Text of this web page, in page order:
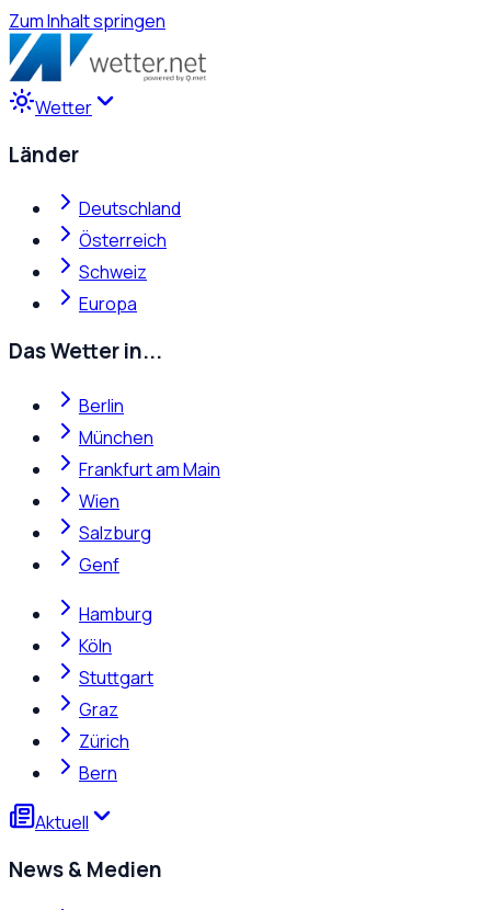
Zum Inhalt springen
Wetter
Länder
Deutschland
Österreich
Schweiz
Europa
Das Wetter in...
Berlin
München
Frankfurt am Main
Wien
Salzburg
Genf
Hamburg
Köln
Stuttgart
Graz
Zürich
Bern
Aktuell
News & Medien